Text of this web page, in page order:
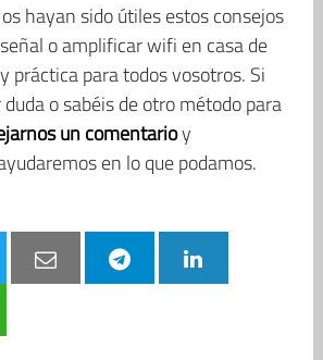
hayan sido útiles estos consejos
o amplificar wifi en casa de
práctica para todos vosotros. Si
o sabéis de otro método para
un comentarioy
en lo que podamos.